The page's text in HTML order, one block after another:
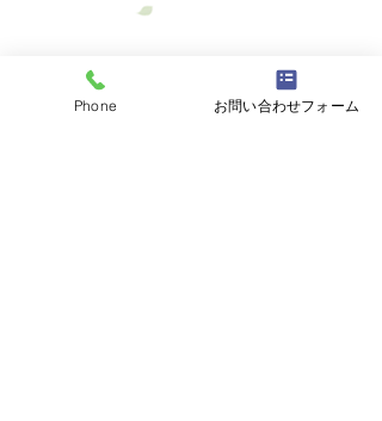
創業明治20年 美味しい菊川の
Phone お問い合わせフォーム